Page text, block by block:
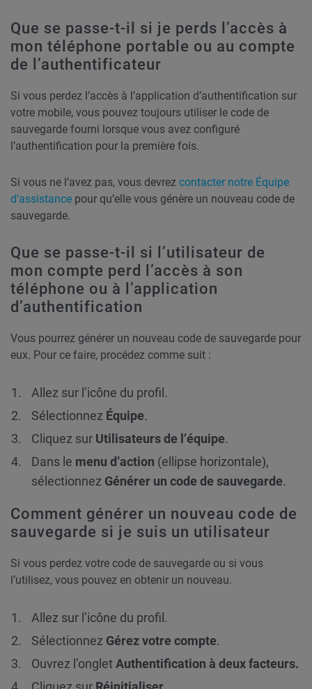
Que se passe-t-il si je perds l’accès à
mon téléphone portable ou au compte
de l’authentificateur
Si vous perdez l’accès à l’application d’authentification sur
votre mobile, vous pouvez toujours utiliser le code de
sauvegarde fourni lorsque vous avez configuré
l’authentification pour la première fois.
Si vous ne l’avez pas, vous devrez contacter notre Équipe
d’assistance pour qu’elle vous génère un nouveau code de
sauvegarde.
Que se passe-t-il si l’utilisateur de
mon compte perd l’accès à son
téléphone ou à l’application
d’authentification
Vous pourrez générer un nouveau code de sauvegarde pour
eux. Pour ce faire, procédez comme suit :
Allez sur l’icône du profil.
Sélectionnez Équipe.
Cliquez sur Utilisateurs de l’équipe.
Dans le menu d’action (ellipse horizontale),
sélectionnez Générer un code de sauvegarde.
Comment générer un nouveau code de
sauvegarde si je suis un utilisateur
Si vous perdez votre code de sauvegarde ou si vous
l’utilisez, vous pouvez en obtenir un nouveau.
Allez sur l’icône du profil.
Sélectionnez Gérez votre compte.
Ouvrez l’onglet Authentification à deux facteurs.